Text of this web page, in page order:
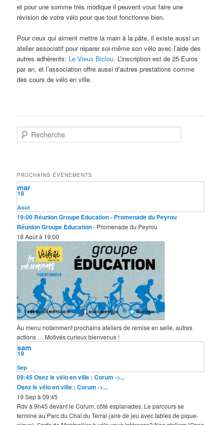
et pour une somme trés modique il peuvent vous faire une
révision de votre vélo pour que tout fonctionne bien.
Pour ceux qui aiment mettre la main à la pâte, il existe aussi un
atelier associatif pour réparer soi-même son vélo avec l’aide des
autres adhérents: Le Vieux Biclou. L’inscription est de 25 Euros
par an, et l’association offre aussi d’autres prestations comme
des cours de vélo en ville.
e
r
c
h
e
PROCHAINS ÉVÉNEMENTS
Août
18
mar
19:00 Réunion Groupe Education- Promenade du Peyrou
Réunion Groupe Education- Promenade du Peyrou
18 Août à 19:00
Au menu notamment prochains ateliers de remise en selle, autres
actions … Motivés curieux bienvenus !
Sep
19
sam
09:45Osez le vélo en ville : Corum ->...
Osez le vélo en ville : Corum ->...
19 Sep à 09:45
Rdv à 9h45 devant le Corum, côté esplanades. Le parcours se
termine au Parc du Chai du Terral (aire de jeu avec tables de pique-